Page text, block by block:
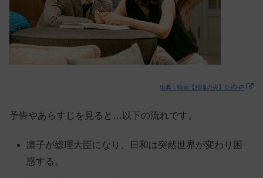
出典：映画【総理の夫】公式HP
予告やあらすじを見ると…以下の流れです。
凛子が総理大臣になり、日和は突然世界が変わり困
惑する。